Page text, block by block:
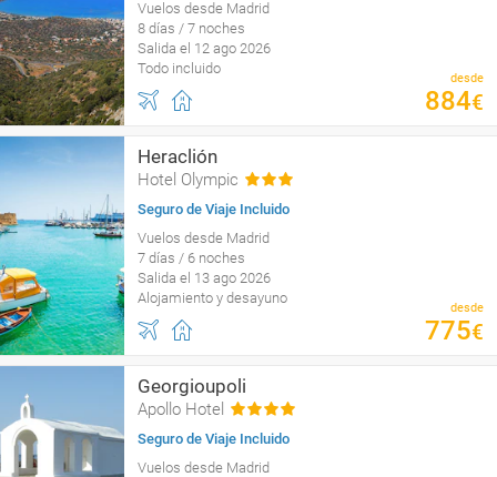
Vuelos desde Madrid
8 días / 7 noches
Salida el 12 ago 2026
Todo incluido
desde
884€
Heraclión
Hotel Olympic
Seguro de Viaje Incluido
Vuelos desde Madrid
7 días / 6 noches
Salida el 13 ago 2026
Alojamiento y desayuno
desde
775€
Georgioupoli
Apollo Hotel
Seguro de Viaje Incluido
Vuelos desde Madrid